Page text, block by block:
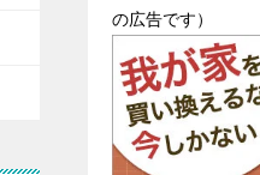
の広告です）